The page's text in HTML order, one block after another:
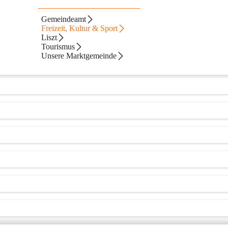
Gemeindeamt
Freizeit, Kultur & Sport
Liszt
Tourismus
Unsere Marktgemeinde